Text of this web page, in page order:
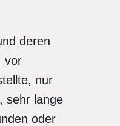
deren
vor
nur
sehr lange
oder